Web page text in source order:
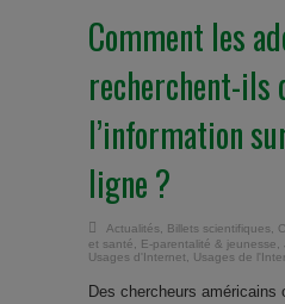
Comment les
recherchent-ils
l’information
ligne ?
Actualités, Billets scientifiques,
et santé, E-parentalité & jeunesse,
Usages d'Internet, Usages de
Des chercheurs américains